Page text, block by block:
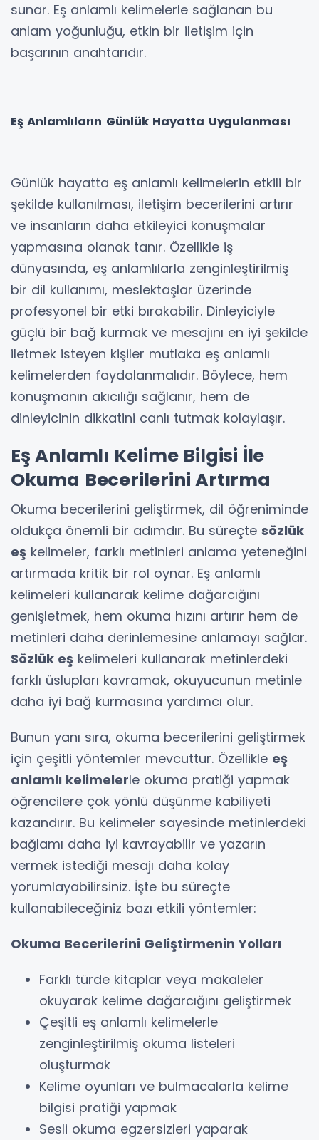
sunar. Eş anlamlı kelimelerle sağlanan bu
anlam yoğunluğu, etkin bir iletişim için
başarının anahtarıdır.
Eş Anlamlıların Günlük Hayatta Uygulanması
Günlük hayatta eş anlamlı kelimelerin etkili bir
şekilde kullanılması, iletişim becerilerini artırır
ve insanların daha etkileyici konuşmalar
yapmasına olanak tanır. Özellikle iş
dünyasında, eş anlamlılarla zenginleştirilmiş
bir dil kullanımı, meslektaşlar üzerinde
profesyonel bir etki bırakabilir. Dinleyiciyle
güçlü bir bağ kurmak ve mesajını en iyi şekilde
iletmek isteyen kişiler mutlaka eş anlamlı
kelimelerden faydalanmalıdır. Böylece, hem
konuşmanın akıcılığı sağlanır, hem de
dinleyicinin dikkatini canlı tutmak kolaylaşır.
Eş Anlamlı Kelime Bilgisi İle
Okuma Becerilerini Artırma
Okuma becerilerini geliştirmek, dil öğreniminde
oldukça önemli bir adımdır. Bu süreçte sözlük
eş kelimeler, farklı metinleri anlama yeteneğini
artırmada kritik bir rol oynar. Eş anlamlı
kelimeleri kullanarak kelime dağarcığını
genişletmek, hem okuma hızını artırır hem de
metinleri daha derinlemesine anlamayı sağlar.
Sözlük eş kelimeleri kullanarak metinlerdeki
farklı üslupları kavramak, okuyucunun metinle
daha iyi bağ kurmasına yardımcı olur.
Bunun yanı sıra, okuma becerilerini geliştirmek
için çeşitli yöntemler mevcuttur. Özellikle eş
anlamlı kelimelerle okuma pratiği yapmak
öğrencilere çok yönlü düşünme kabiliyeti
kazandırır. Bu kelimeler sayesinde metinlerdeki
bağlamı daha iyi kavrayabilir ve yazarın
vermek istediği mesajı daha kolay
yorumlayabilirsiniz. İşte bu süreçte
kullanabileceğiniz bazı etkili yöntemler:
Okuma Becerilerini Geliştirmenin Yolları
Farklı türde kitaplar veya makaleler
okuyarak kelime dağarcığını geliştirmek
Çeşitli eş anlamlı kelimelerle
zenginleştirilmiş okuma listeleri
oluşturmak
Kelime oyunları ve bulmacalarla kelime
bilgisi pratiği yapmak
Sesli okuma egzersizleri yaparak